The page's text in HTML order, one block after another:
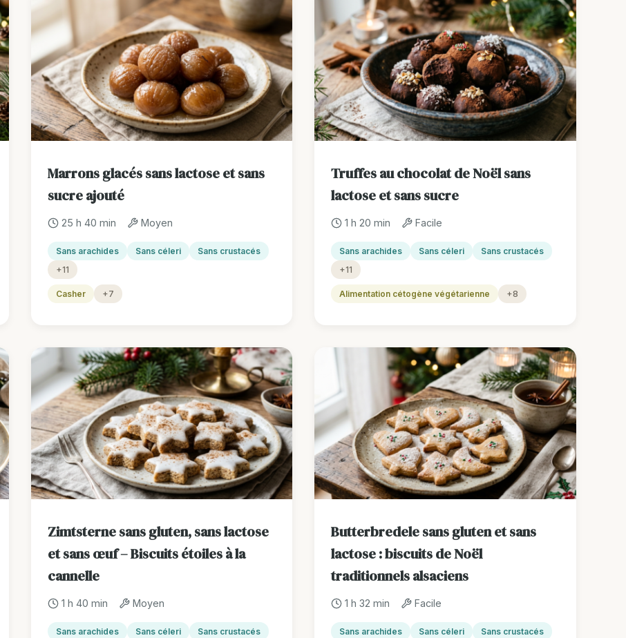
Marrons glacés sans lactose et sans
sucre ajouté
25 h 40 min Moyen
Sans arachides Sans céleri
Sans crustacés
+11
Casher +7
Truffes au chocolat de Noël sans
lactose et sans sucre
1 h 20 min Facile
Sans arachides Sans céleri
Sans crustacés
+11
Alimentation cétogène végétarienne +8
Zimtsterne sans gluten, sans lactose
et sans œuf – Biscuits étoiles à la
cannelle
1 h 40 min Moyen
Sans arachides Sans céleri
Sans crustacés
Butterbredele sans gluten et sans
lactose : biscuits de Noël
traditionnels alsaciens
1 h 32 min Facile
Sans arachides Sans céleri
Sans crustacés